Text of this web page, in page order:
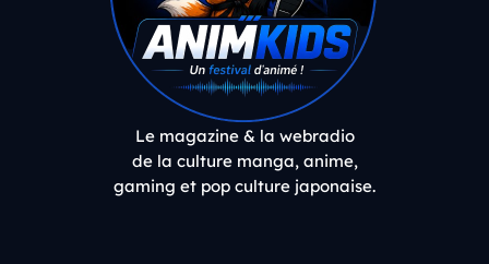
Le magazine & la webradio
de la culture manga, anime,
gaming et pop culture japonaise.